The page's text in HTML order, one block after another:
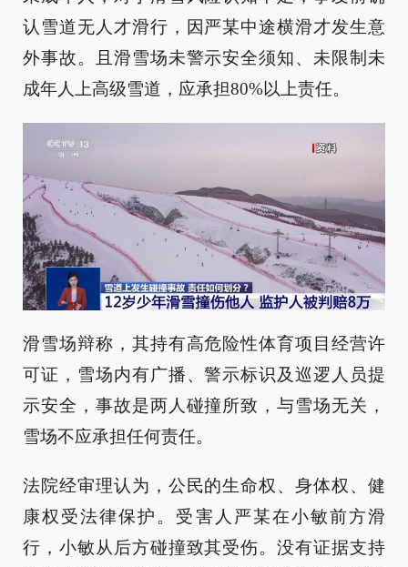
认雪道无人才滑行，因严某中途横滑才发生意
外事故。且滑雪场未警示安全须知、未限制未
成年人上高级雪道，应承担80%以上责任。
滑雪场辩称，其持有高危险性体育项目经营许
可证，雪场内有广播、警示标识及巡逻人员提
示安全，事故是两人碰撞所致，与雪场无关，
雪场不应承担任何责任。
法院经审理认为，公民的生命权、身体权、健
康权受法律保护。受害人严某在小敏前方滑
行，小敏从后方碰撞致其受伤。没有证据支持